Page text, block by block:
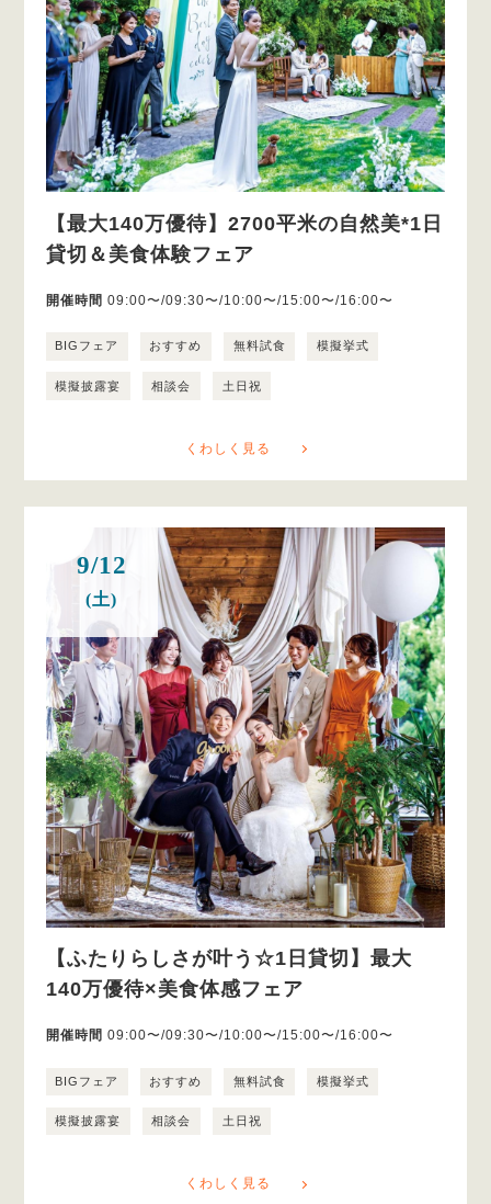
【最大140万優待】2700平米の自然美*1日
貸切＆美食体験フェア
開催時間 09:00〜/09:30〜/10:00〜/15:00〜/16:00〜
BIGフェア おすすめ 無料試食 模擬挙式
模擬披露宴 相談会 土日祝
くわしく見る
9/12
(土)
【ふたりらしさが叶う☆1日貸切】最大
140万優待×美食体感フェア
開催時間 09:00〜/09:30〜/10:00〜/15:00〜/16:00〜
BIGフェア おすすめ 無料試食 模擬挙式
模擬披露宴 相談会 土日祝
くわしく見る